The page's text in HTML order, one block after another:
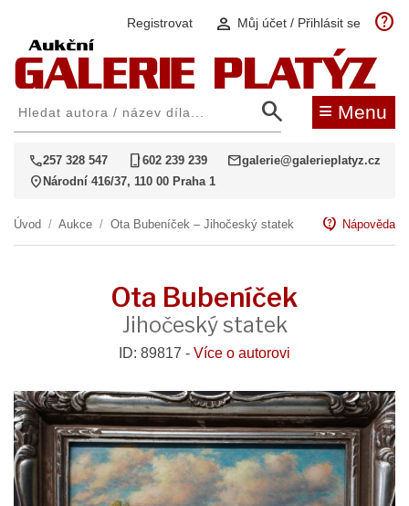
Registrovat person Můj účet / Přihlásit se help
search ≡ Menu
call257 328 547 phone_iphone602 239 239 mailgalerie@galerieplatyz.cz
location_on Národní 416/37, 110 00 Praha 1
Úvod / Aukce / Ota Bubeníček – Jihočeský statek contact_support Nápověda
Ota Bubeníček
Jihočeský statek
ID: 89817 - Více o autorovi